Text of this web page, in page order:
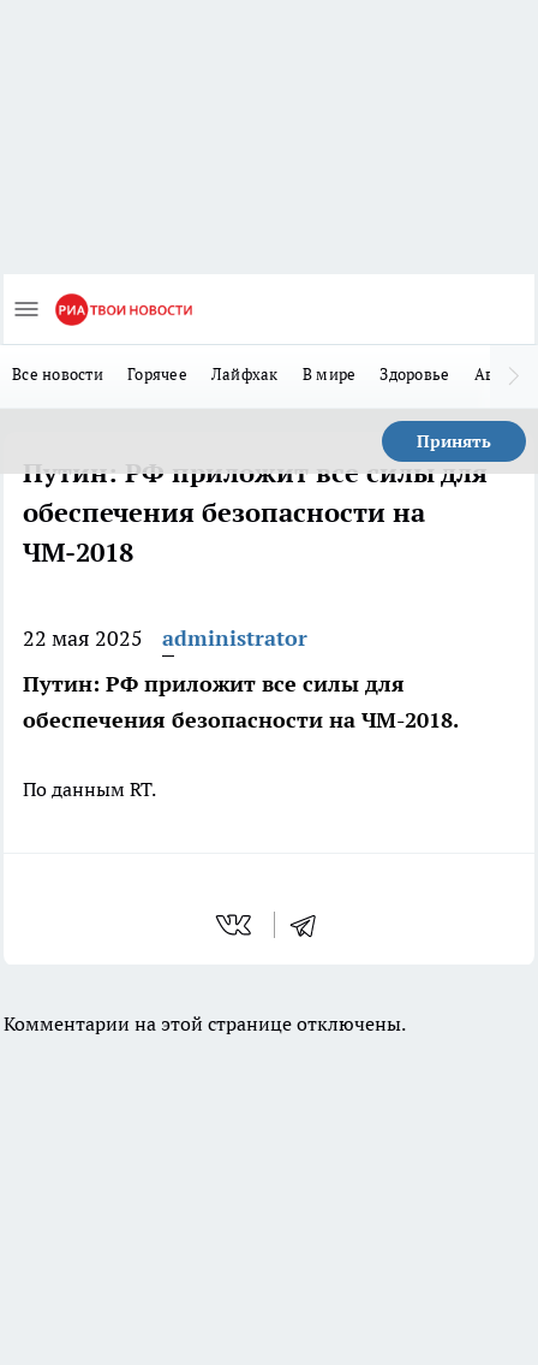
Все новости Горячее Лайфхак В мире Здоровье Авто
Принять
Путин: РФ приложит все силы для
обеспечения безопасности на
ЧМ-2018
22 мая 2025
administrator
Путин: РФ приложит все силы для
обеспечения безопасности на ЧМ-2018.
По данным RT.
Комментарии на этой странице отключены.